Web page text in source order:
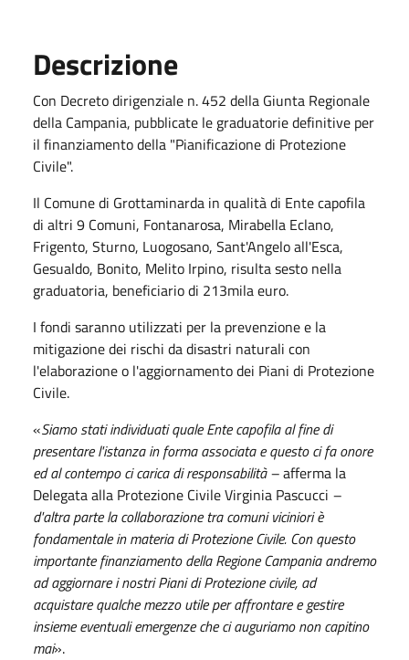
Descrizione
Con Decreto dirigenziale n. 452 della Giunta Regionale
della Campania, pubblicate le graduatorie definitive per
il finanziamento della "Pianificazione di Protezione
Civile".
Il Comune di Grottaminarda in qualità di Ente capofila
di altri 9 Comuni, Fontanarosa, Mirabella Eclano,
Frigento, Sturno, Luogosano, Sant'Angelo all'Esca,
Gesualdo, Bonito, Melito Irpino, risulta sesto nella
graduatoria, beneficiario di 213mila euro.
I fondi saranno utilizzati per la prevenzione e la
mitigazione dei rischi da disastri naturali con
l'elaborazione o l'aggiornamento dei Piani di Protezione
Civile.
«Siamo stati individuati quale Ente capofila al fine di
presentare l'istanza in forma associata e questo ci fa onore
ed al contempo ci carica di responsabilità –afferma la
Delegata alla Protezione Civile Virginia Pascucci –
d'altra parte la collaborazione tra comuni viciniori è
fondamentale in materia di Protezione Civile. Con questo
importante finanziamento della Regione Campania andremo
ad aggiornare i nostri Piani di Protezione civile, ad
acquistare qualche mezzo utile per affrontare e gestire
insieme eventuali emergenze che ci auguriamo non capitino
mai».